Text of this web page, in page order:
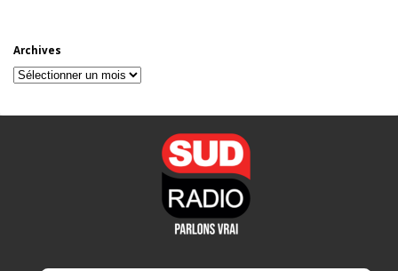
Archives
Archives